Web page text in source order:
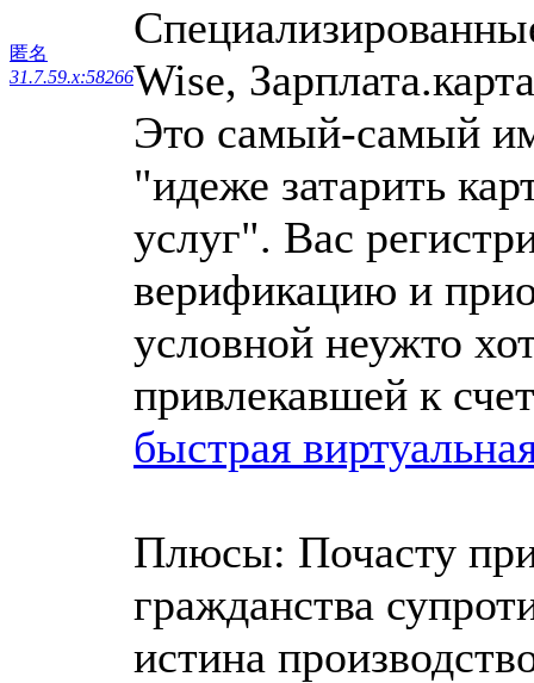
匿名
31.7.59.x:58266Wise,
Это самый-самый
"идеже затарить
услуг". Вас
верификацию и
условной неужто
привлекавшей к
быстрая
Плюсы: Почасту
гражданства
истина